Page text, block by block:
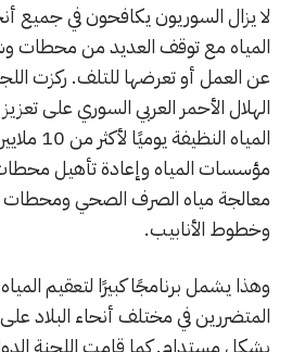
لا يزال السوريون يكافحون في جميع
المياه مع توقف العديد من محطات
عن العمل أو تعرضها للتلف. ركزت
الهلال الأحمر العربي السوري على
المياه
مؤسسات المياه وإعادة تأهيل
معالجة مياه الصرف الصحي ومحطات
وخطوط الأنابيب.
وهذا يشمل برنامجًا كبيرًا لتعقيم
المتضررين في مختلف أنحاء البلاد